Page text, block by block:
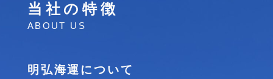
当社の特徴
ABOUT US
明弘海運について